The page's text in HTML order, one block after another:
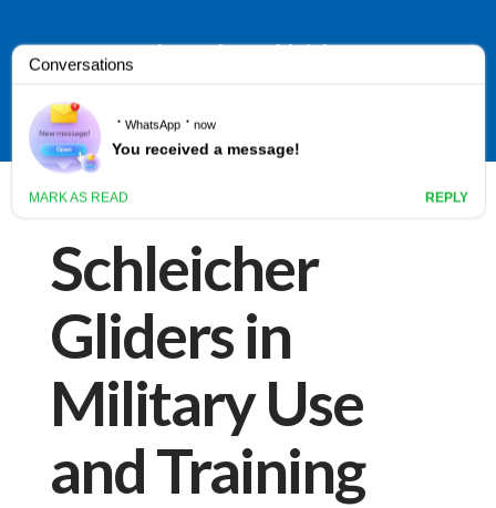
Alexander-Schleicher
Schleicher
Gliders in
Military Use
and Training